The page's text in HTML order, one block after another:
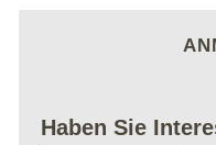
Haben Sie